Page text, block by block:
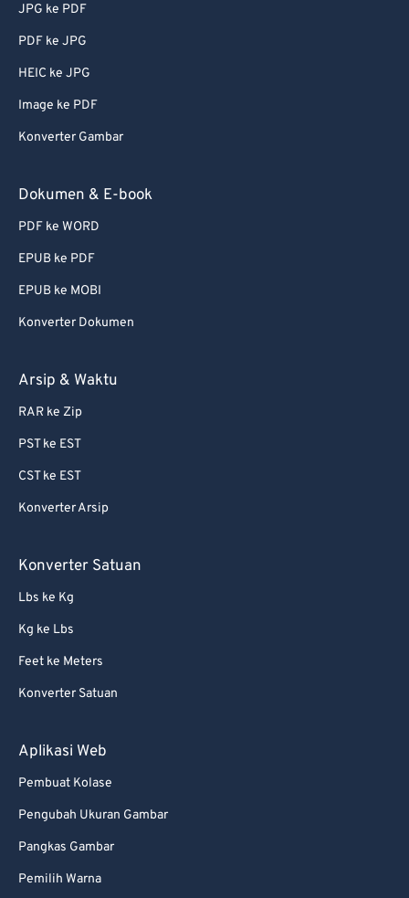
JPG ke PDF
PDF ke JPG
HEIC ke JPG
Image ke PDF
Konverter Gambar
Dokumen & E-book
PDF ke WORD
EPUB ke PDF
EPUB ke MOBI
Konverter Dokumen
Arsip & Waktu
RAR ke Zip
PST ke EST
CST ke EST
Konverter Arsip
Konverter Satuan
Lbs ke Kg
Kg ke Lbs
Feet ke Meters
Konverter Satuan
Aplikasi Web
Pembuat Kolase
Pengubah Ukuran Gambar
Pangkas Gambar
Pemilih Warna